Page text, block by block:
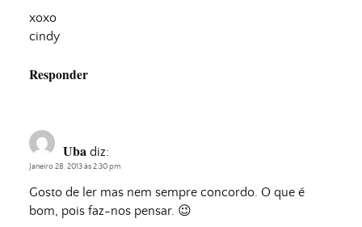
xoxo
cindy
Responder
Uba diz:
Janeiro 28, 2013 às 2:30 pm
Gosto de ler mas nem sempre concordo. O que é
bom, pois faz-nos pensar. 😉